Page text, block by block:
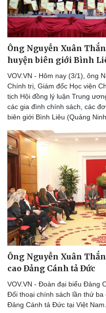
Sức khỏe
Dinh dưỡng - món ngon
Cây thuốc
Sản phụ khoa
Nhi khoa
Nam khoa
Làm đẹp - giảm cân
Phòng mạch online
Ăn sạch sống khỏe
Văn hóa
Sân khấu - Điện ảnh
Văn học
Ông Nguyễn Xuân
huyện biên giới Bình
VOV.VN - Hôm nay (3/1), ông
Chính trị, Giám đốc Học viện
tịch Hội đồng lý luận Trung
các gia đình chính sách, các
biên giới Bình Liêu (Quảng
Ông Nguyễn Xuân
cao Đảng Cánh tả Đức
VOV.VN - Đoàn đại biểu Đảng
Đối thoại chính sách lần thứ
Đảng Cánh tả Đức tại Việt Nam.